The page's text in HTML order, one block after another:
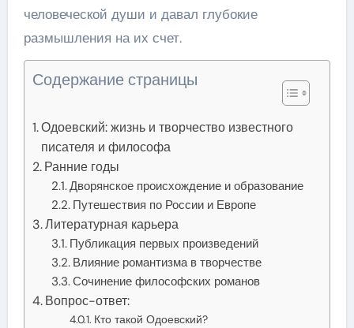
человеческой души и давал глубокие
размышления на их счет.
Содержание страницы
Одоевский: жизнь и творчество известного
писателя и философа
Ранние годы
Дворянское происхождение и образование
Путешествия по России и Европе
Литературная карьера
Публикация первых произведений
Влияние романтизма в творчестве
Сочинение философских романов
Вопрос-ответ:
Кто такой Одоевский?